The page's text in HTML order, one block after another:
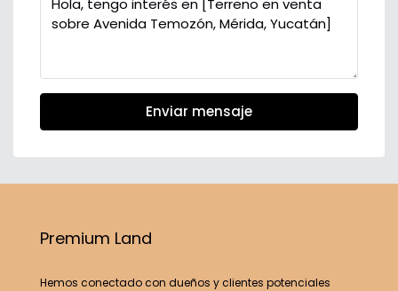
Enviar mensaje
Premium Land
Hemos conectado con dueños y clientes potenciales